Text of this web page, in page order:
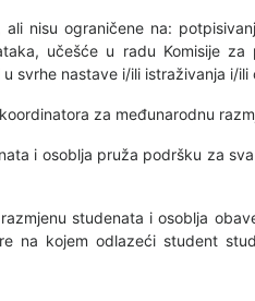
nisu ograničene na:
učešće u radu Komisije za
svrhe nastave i/ili istraživanja i/ili
za međunarodnu
i osoblja pruža podršku za
studenata i osoblja
na kojem odlazeći student